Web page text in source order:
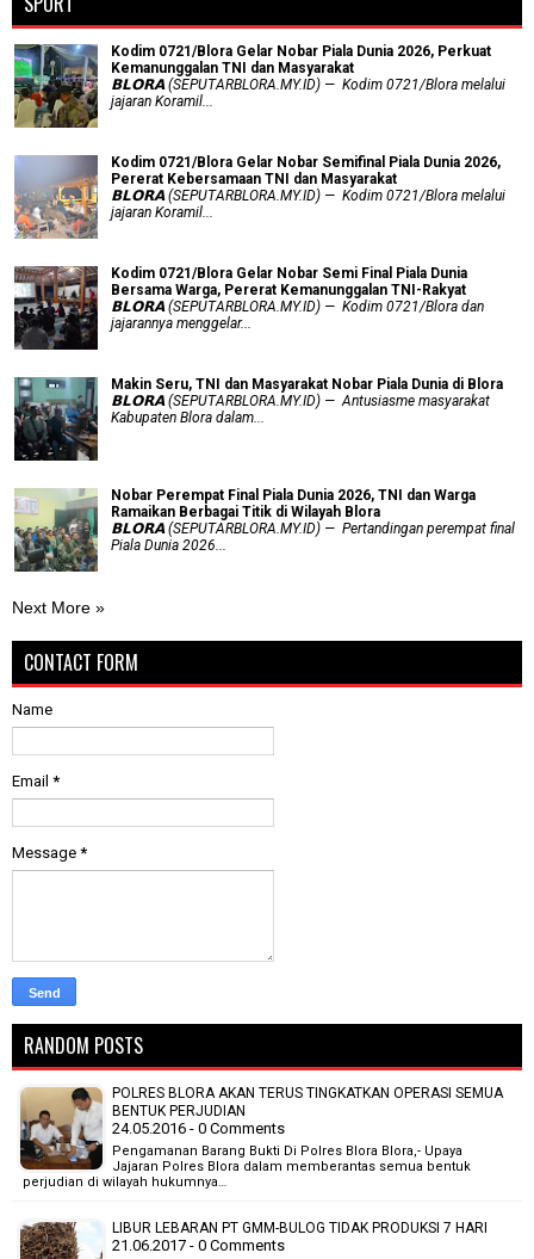
Kodim 0721/Blora Gelar Nobar Piala Dunia 2026, Perkuat
Kemanunggalan TNI dan Masyarakat
𝗕𝗟𝗢𝗥𝗔 (SEPUTARBLORA.MY.ID) — Kodim 0721/Blora melalui
jajaran Koramil...
Kodim 0721/Blora Gelar Nobar Semifinal Piala Dunia 2026,
Pererat Kebersamaan TNI dan Masyarakat
𝗕𝗟𝗢𝗥𝗔 (SEPUTARBLORA.MY.ID) — Kodim 0721/Blora melalui
jajaran Koramil...
Kodim 0721/Blora Gelar Nobar Semi Final Piala Dunia
Bersama Warga, Pererat Kemanunggalan TNI-Rakyat
𝗕𝗟𝗢𝗥𝗔 (SEPUTARBLORA.MY.ID) — Kodim 0721/Blora dan
jajarannya menggelar...
Makin Seru, TNI dan Masyarakat Nobar Piala Dunia di Blora
𝗕𝗟𝗢𝗥𝗔 (SEPUTARBLORA.MY.ID) — Antusiasme masyarakat
Kabupaten Blora dalam...
Nobar Perempat Final Piala Dunia 2026, TNI dan Warga
Ramaikan Berbagai Titik di Wilayah Blora
𝗕𝗟𝗢𝗥𝗔 (SEPUTARBLORA.MY.ID) — Pertandingan perempat final
Piala Dunia 2026...
Next More »
CONTACT FORM
Name
Email *
Message *
RANDOM POSTS
POLRES BLORA AKAN TERUS TINGKATKAN OPERASI SEMUA
BENTUK PERJUDIAN
24.05.2016 - 0 Comments
Pengamanan Barang Bukti Di Polres Blora Blora,- Upaya
Jajaran Polres Blora dalam memberantas semua bentuk
perjudian di wilayah hukumnya…
LIBUR LEBARAN PT GMM-BULOG TIDAK PRODUKSI 7 HARI
21.06.2017 - 0 Comments